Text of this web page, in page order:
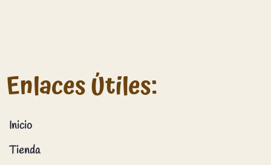
Enlaces Útiles:
Inicio
Tienda